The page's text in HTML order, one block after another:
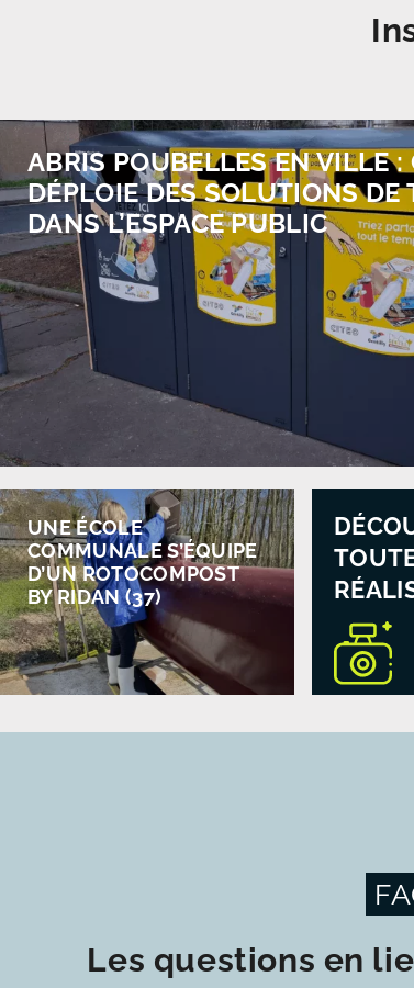
ABRIS POUBELLES EN VILLE :
DÉPLOIE DES SOLUTIONS DE
DANS L’ESPACE PUBLIC
UNE ÉCOLE
COMMUNALE S’ÉQUIPE
D’UN ROTOCOMPOST
BY RIDAN (37)
Les questions en